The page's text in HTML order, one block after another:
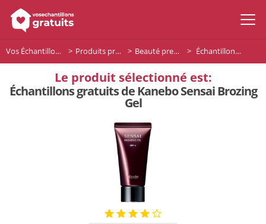
Vos Échantillons Gratuits Produits premium Beauté premium Échantillons gratuits de Kanebo Sensai Brozing Gel
Le produit sélectionné est:
Échantillons gratuits de Kanebo Sensai Brozing
Gel